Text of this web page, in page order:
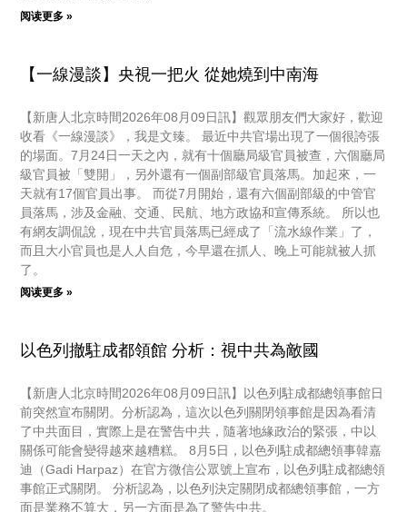
阅读更多 »
【一線漫談】央視一把火 從她燒到中南海
【新唐人北京時間2026年08月09日訊】觀眾朋友們大家好，歡迎
收看《一線漫談》，我是文臻。 最近中共官場出現了一個很誇張
的場面。7月24日一天之內，就有十個廳局級官員被查，六個廳局
級官員被「雙開」，另外還有一個副部級官員落馬。加起來，一
天就有17個官員出事。 而從7月開始，還有六個副部級的中管官
員落馬，涉及金融、交通、民航、地方政協和宣傳系統。 所以也
有網友調侃說，現在中共官員落馬已經成了「流水線作業」了，
而且大小官員也是人人自危，今早還在抓人、晚上可能就被人抓
了。
阅读更多 »
以色列撤駐成都領館 分析：視中共為敵國
【新唐人北京時間2026年08月09日訊】以色列駐成都總領事館日
前突然宣布關閉。分析認為，這次以色列關閉領事館是因為看清
了中共面目，實際上是在警告中共，隨著地緣政治的緊張，中以
關係可能會變得越來越糟糕。 8月5日，以色列駐成都總領事韓嘉
迪（Gadi Harpaz）在官方微信公眾號上宣布，以色列駐成都總領
事館正式關閉。 分析認為，以色列決定關閉成都總領事館，一方
面是業務不算大，另一方面是為了警告中共。